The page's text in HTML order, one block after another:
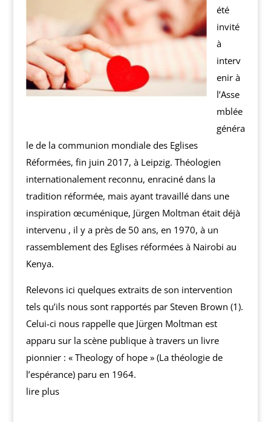
été
invité
à
interv
enir à
l’Asse
mblée
généra
le de la communion mondiale des Eglises
Réformées, fin juin 2017, à Leipzig. Théologien
internationalement reconnu, enraciné dans la
tradition réformée, mais ayant travaillé dans une
inspiration œcuménique, Jürgen Moltman était déjà
intervenu , il y a près de 50 ans, en 1970, à un
rassemblement des Eglises réformées à Nairobi au
Kenya.
Relevons ici quelques extraits de son intervention
tels qu’ils nous sont rapportés par Steven Brown (1).
Celui-ci nous rappelle que Jürgen Moltman est
apparu sur la scène publique à travers un livre
pionnier : « Theology of hope » (La théologie de
l’espérance) paru en 1964.
lire plus